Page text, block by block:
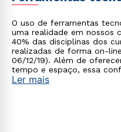
O uso de ferramentas
uma realidade em nossos
40% das disciplinas dos
realizadas de forma on-line
06/12/19). Além de
tempo e espaço, essa
no processo de
Ler maisEstou de acordo com a